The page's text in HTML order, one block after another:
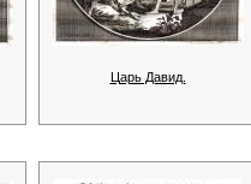
Царь Давид.